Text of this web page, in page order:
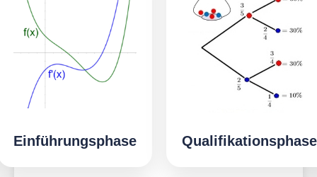
Einführungsphase Qualifikationsphase